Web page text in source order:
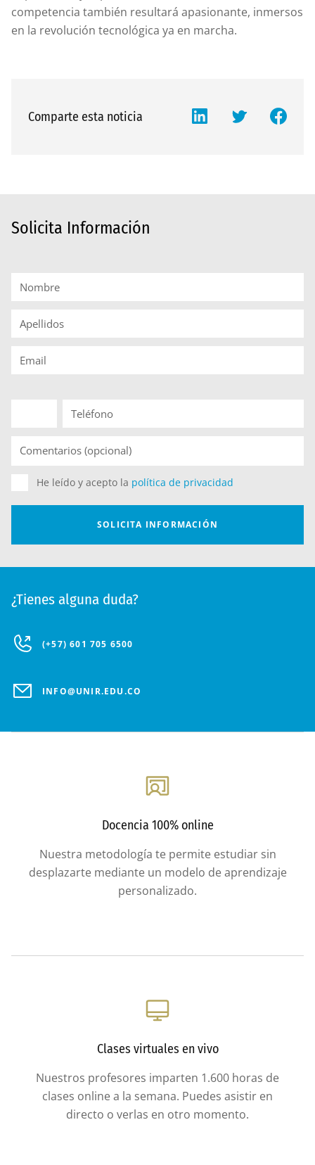
competencia también resultará apasionante, inmersos
en la revolución tecnológica ya en marcha.
Comparte esta noticia
Solicita Información
¿Tienes alguna duda?
(+57) 601 705 6500
INFO@UNIR.EDU.CO
Docencia 100% online
Nuestra metodología te permite estudiar sin
desplazarte mediante un modelo de aprendizaje
personalizado.
Clases virtuales en vivo
Nuestros profesores imparten 1.600 horas de
clases online a la semana. Puedes asistir en
directo o verlas en otro momento.